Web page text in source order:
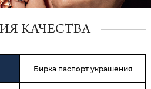
КАЧЕСТВА
Бирка паспорт украшения